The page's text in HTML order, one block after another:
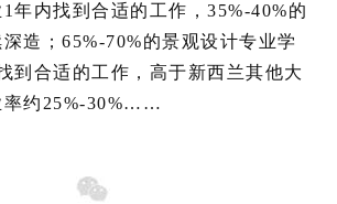
年内找到合适的工作，35%-40%的
造； 65%-70%的景观设计专业学
到合适的工作，高于新西兰其他大
约25%-30%……